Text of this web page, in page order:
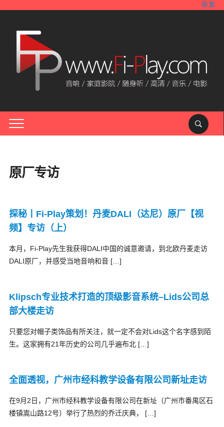
简 繁
原厂专访
探秘丨Fi-Play策划！丹麦DALI（达尼）原厂【视
频】专访（上）
本月，Fi-Play先生我获得DALI中国的诚意邀请，到北欧丹麦走访
DALI原厂，并感受当地音响和音 […]
​Klipsch专业技术打造的顶级影音系统–Lids公司总
部大楼走访
只要您对帽子类饰品有所关注，就一定不会对Lids这个名字感到陌
生。这家拥有21年历史的公司几乎遍布北 […]
全面透视，广州市经科教学设备有限公司新址走访
在9月2日，广州市经科教学设备有限公司在新址（广州市番禺区石
楼镇嵩山路12号）举行了热烈的乔迁庆典， […]